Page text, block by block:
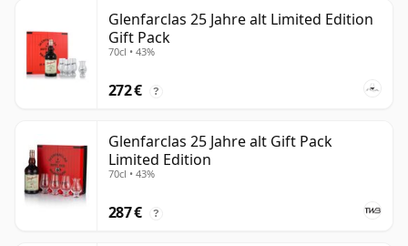
Glenfarclas 25 Jahre alt Limited Edition
Gift Pack
70cl • 43%
272 € ?
Glenfarclas 25 Jahre alt Gift Pack
Limited Edition
70cl • 43%
287 € ?